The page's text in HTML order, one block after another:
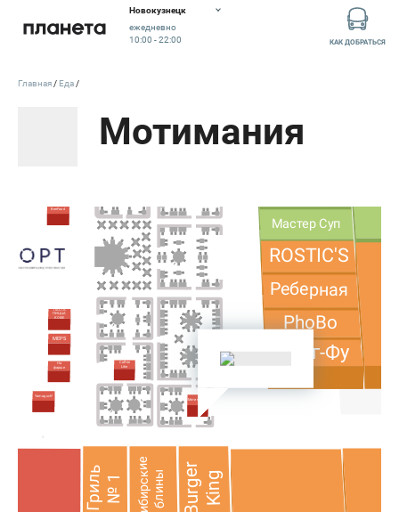
Новокузнецк
ежедневно
10:00 - 22:00
КАК ДОБРАТЬСЯ
Мотимания
Yamaguchi
Coffee
Like
MEPS
На
фарше
ПАСТА
ПИЦЦА
КОФЕ
BeeFood
Мотимания
Кунг-Фу
PhoBo
Реберная
ROSTIC'S
Мастер Суп
BurgerKing
Сибирскиеблины
Гриль№ 1
Главная Еда